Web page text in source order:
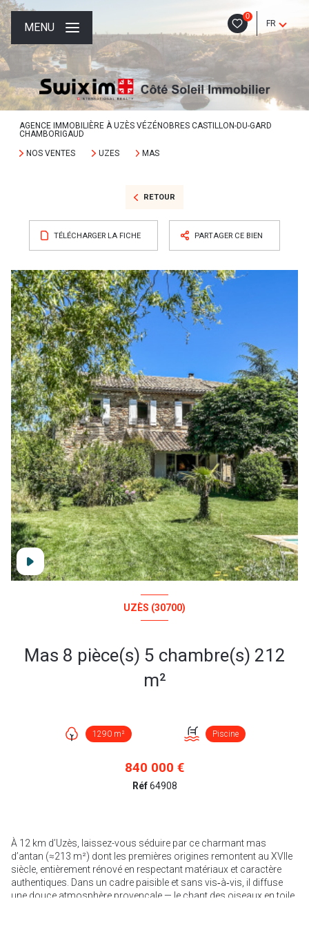
0
FR
MENU
AGENCE IMMOBILIÈRE À UZÈS VÉZÉNOBRES CASTILLON-DU-GARD
CHAMBORIGAUD
NOS VENTES
UZES MAS
RETOUR
TÉLÉCHARGER LA FICHE PARTAGER CE BIEN
UZÈS (30700)
Mas 8 pièce(s) 5 chambre(s) 212
m²
1290 m² Piscine
840 000 €
Réf64908
À 12 km d’Uzès, laissez-vous séduire par ce charmant mas
d’antan (≈213 m²) dont les premières origines remontent au XVIIe
siècle, entièrement rénové en respectant matériaux et caractère
authentiques. Dans un cadre paisible et sans vis‑à‑vis, il diffuse
une douce atmosphère provençale — le chant des oiseaux en toile